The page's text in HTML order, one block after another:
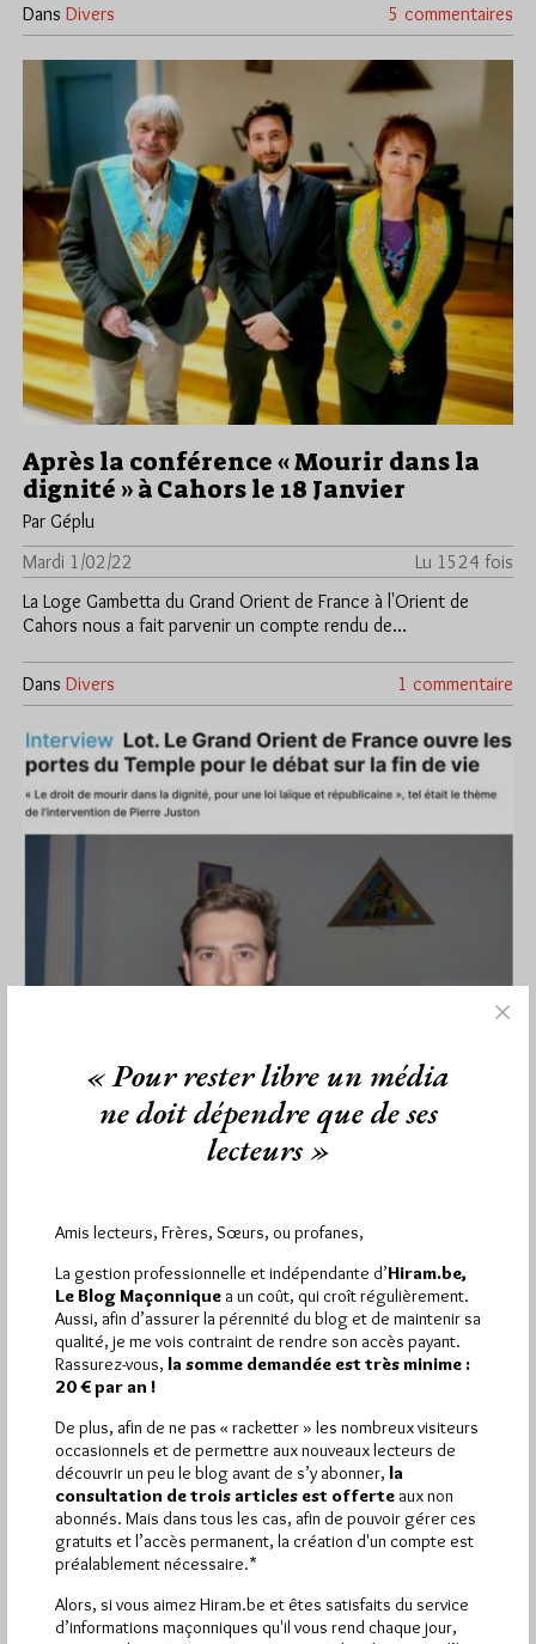
Dans Divers 5 commentaires
Après la conférence « Mourir dans la
dignité » à Cahors le 18 Janvier
Par Géplu
Mardi 1/02/22
Lu 1524 fois
La Loge Gambetta du Grand Orient de France à l'Orient de
Cahors nous a fait parvenir un compte rendu de…
Dans Divers 1 commentaire
Conférence sur le droit de mourir dans
la dignité à Cahors
Dimanche 30/01/22
Comme annoncé ici le 9 janvier, la loge du GODF Gambetta de
Cahors a reçu ce 18 janvier Pierre Juston, Doctorant…
DansDivers 1 commentaire
« Pour rester libre un média
ne doit dépendre que de ses
lecteurs »
Amis lecteurs, Frères, Sœurs, ou profanes,
La gestion professionnelle et indépendante d’Hiram.be,
Le Blog Maçonnique a un coût, qui croît régulièrement.
Aussi, afin d’assurer la pérennité du blog et de maintenir sa
qualité, je me vois contraint de rendre son accès payant.
Rassurez-vous, la somme demandée est très minime :
20 € par an !
De plus, afin de ne pas « racketter » les nombreux visiteurs
occasionnels et de permettre aux nouveaux lecteurs de
découvrir un peu le blog avant de s’y abonner, la
consultation de trois articles est offerte aux non
abonnés. Mais dans tous les cas, afin de pouvoir gérer ces
gratuits et l’accès permanent, la création d'un compte est
préalablement nécessaire.*
Alors, si vous aimez Hiram.be et êtes satisfaits du service
d’informations maçonniques qu'il vous rend chaque jour,